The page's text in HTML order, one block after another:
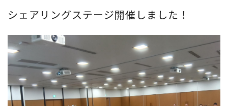
シェアリングステージ開催しました！